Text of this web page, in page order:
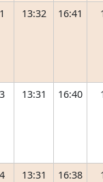
13:32 16:41
13:31 16:40
13:31 16:38